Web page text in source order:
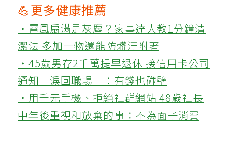
💪更多健康推薦
‧電風扇滿是灰塵？家事達人教1分鐘清
潔法 多加一物還能防髒汙附著
‧45歲男存2千萬提早退休 接信用卡公司
通知「淚回職場」：有錢也碰壁
‧用千元手機、拒絕社群網站 48歲社長
中年後重視和放棄的事：不為面子消費